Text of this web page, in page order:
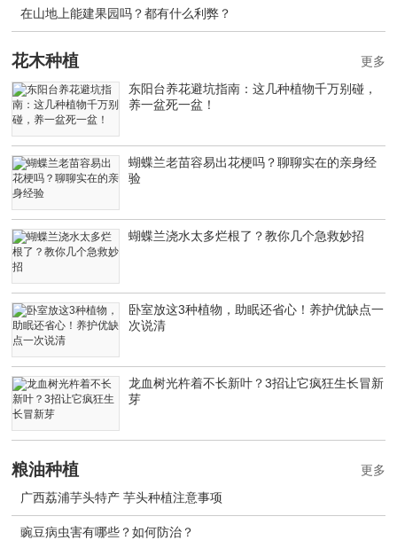
在山地上能建果园吗？都有什么利弊？
花木种植
东阳台养花避坑指南：这几种植物千万别碰，
养一盆死一盆！
蝴蝶兰老苗容易出花梗吗？聊聊实在的亲身经
验
蝴蝶兰浇水太多烂根了？教你几个急救妙招
卧室放这3种植物，助眠还省心！养护优缺点一
次说清
龙血树光杵着不长新叶？3招让它疯狂生长冒新
芽
更多
粮油种植
广西荔浦芋头特产 芋头种植注意事项
豌豆病虫害有哪些？如何防治？
更多